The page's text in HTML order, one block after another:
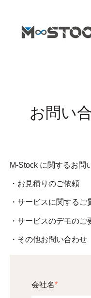
お問い
M-Stock に関するお問
・お見積りのご依頼
・サービスに関するご
・サービスのデモのご
・その他お問い合わせ
会社名*